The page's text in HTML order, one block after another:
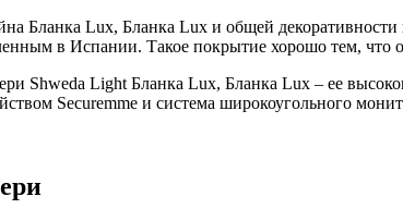
Бланка Lux, Бланка Lux и общей
в Испании. Такое покрытие хорошо тем, что
Shweda Light Бланка Lux, Бланка Lux – ее
Securemme и система широкоугольного